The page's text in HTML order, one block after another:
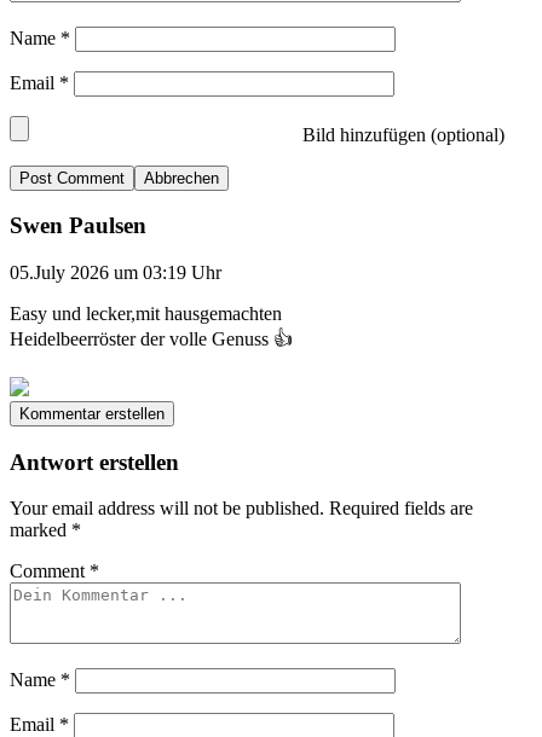
Name *
Email *
Bild hinzufügen (optional)
Abbrechen
Swen Paulsen
05.July 2026 um 03:19 Uhr
Easy und lecker,mit hausgemachten
Heidelbeerröster der volle Genuss 👍
Kommentar erstellen
Antwort erstellen
Your email address will not be published. Required fields are
marked *
Comment *
Name *
Email *